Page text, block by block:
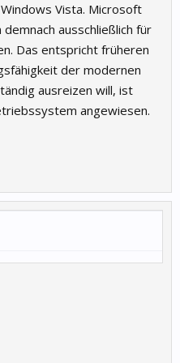
Vista. Microsoft
ausschließlich für
Das entspricht früheren
der modernen
ausreizen will, ist
angewiesen.